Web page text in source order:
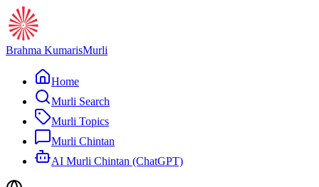
Brahma KumarisMurli
Home
Murli Search
Murli Topics
Murli Chintan
AI Murli Chintan (ChatGPT)